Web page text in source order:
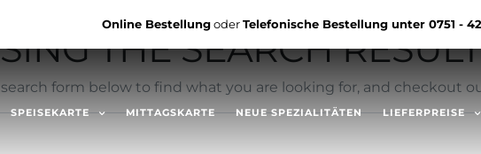
Online BestellungoderTelefonische Bestellung unter 0751 -
SPEISEKARTE MITTAGSKARTE NEUE SPEZIALITÄTEN LIEFERPREISE
THE SEARCH
search form below to find what you are looking for, and checkout